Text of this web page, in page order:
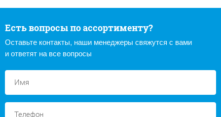
Есть вопросы по ассортименту?
Оставьте контакты, наши менеджеры свяжутся с вами
и ответят на все вопросы